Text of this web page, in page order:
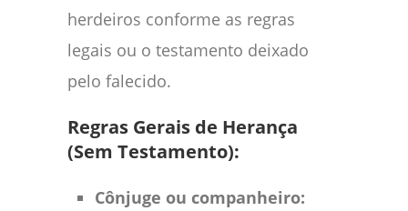
herdeiros conforme as regras
legais ou o testamento deixado
pelo falecido.
Regras Gerais de Herança
(Sem Testamento):
Cônjuge ou companheiro: